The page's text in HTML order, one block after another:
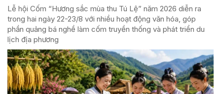
Lễ hội Cốm “Hương sắc mùa thu Tú Lệ” năm 2026 diễn ra
trong hai ngày 22-23/8 với nhiều hoạt động văn hóa, góp
phần quảng bá nghề làm cốm truyền thống và phát triển du
lịch địa phương